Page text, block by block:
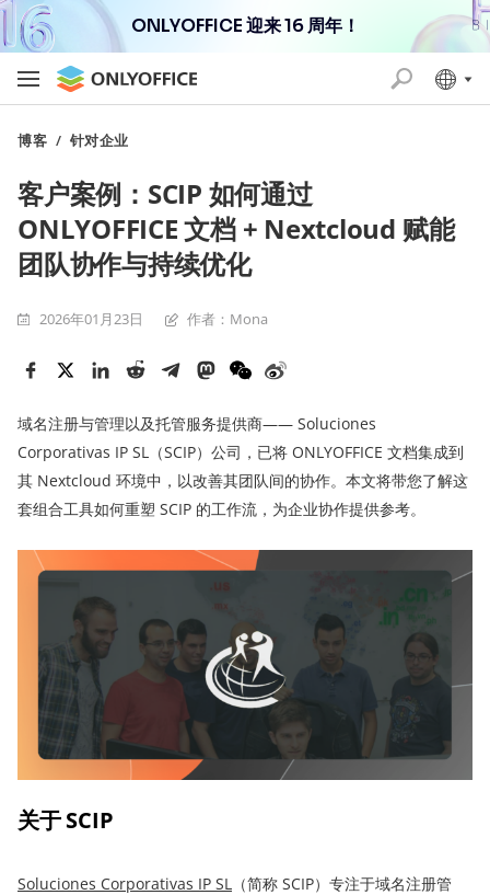
ONLYOFFICE 迎来 16 周年！
博客 / 针对企业
客户案例：SCIP 如何通过
ONLYOFFICE 文档 + Nextcloud 赋能
团队协作与持续优化
2026年01月23日 作者：Mona
域名注册与管理以及托管服务提供商—— Soluciones
Corporativas IP SL（SCIP）公司，已将 ONLYOFFICE 文档集成到
其 Nextcloud 环境中，以改善其团队间的协作。本文将带您了解这
套组合工具如何重塑 SCIP 的工作流，为企业协作提供参考。
关于 SCIP
Soluciones Corporativas IP SL （简称 SCIP）专注于域名注册管